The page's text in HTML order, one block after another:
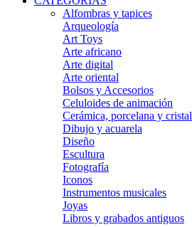
Alfombras y tapices
Arqueología
Art Toys
Arte africano
Arte digital
Arte oriental
Bolsos y Accesorios
Celuloides de animación
Cerámica, porcelana y cristal
Dibujo y acuarela
Diseño
Escultura
Fotografía
Iconos
Instrumentos musicales
Joyas
Libros y grabados antiguos